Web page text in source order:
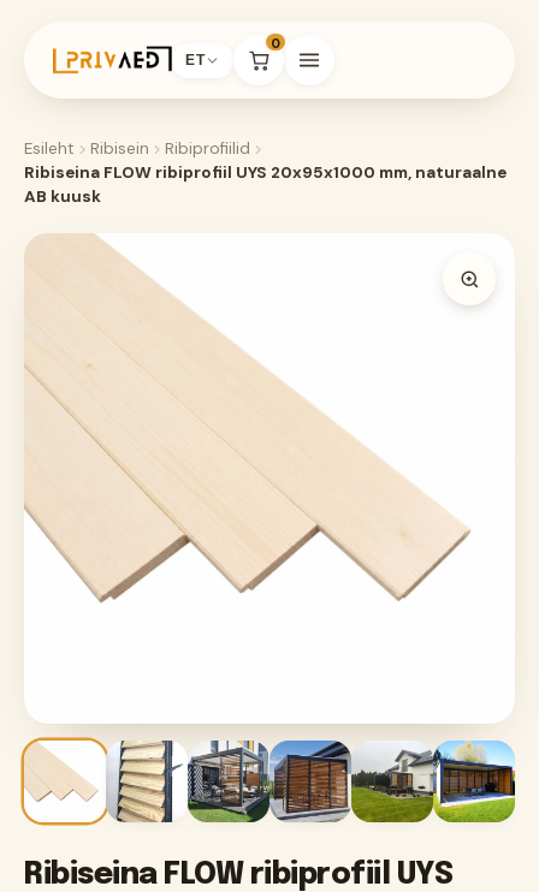
ET
0
Esileht Ribisein
Ribiprofiilid
Ribiseina FLOW ribiprofiil UYS 20x95x1000 mm, naturaalne
AB kuusk
Ribiseina FLOW ribiprofiil UYS